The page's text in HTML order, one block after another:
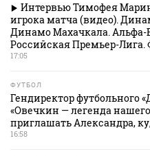
Интервью Тимофея
игрока матча (видео).
Динамо Махачкала. Альфа-
Российская Премьер-Лига.
17:05
ФУТБОЛ
Гендиректор футбольного
«Овечкин — легенда
приглашать Александра,
16:58